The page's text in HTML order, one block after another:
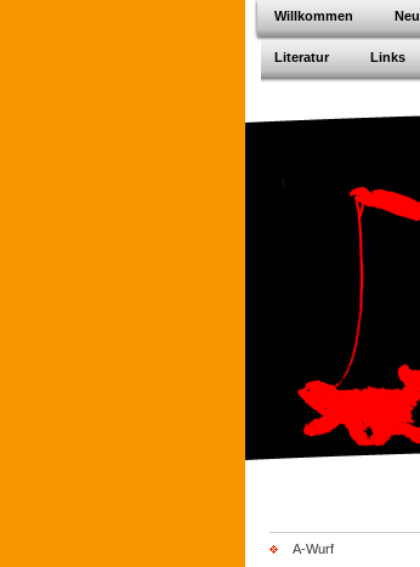
Willkommen
Literatur Links
A-Wurf